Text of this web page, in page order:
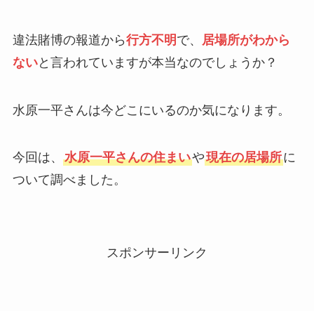
違法賭博の報道から行方不明 で、
居場所がわから
ないと言われていますが本当なのでしょうか？
水原一平さんは今どこにいるのか気になります。
今回は、 水原一平さんの住まいや現在の居場所に
ついて調べました。
スポンサーリンク